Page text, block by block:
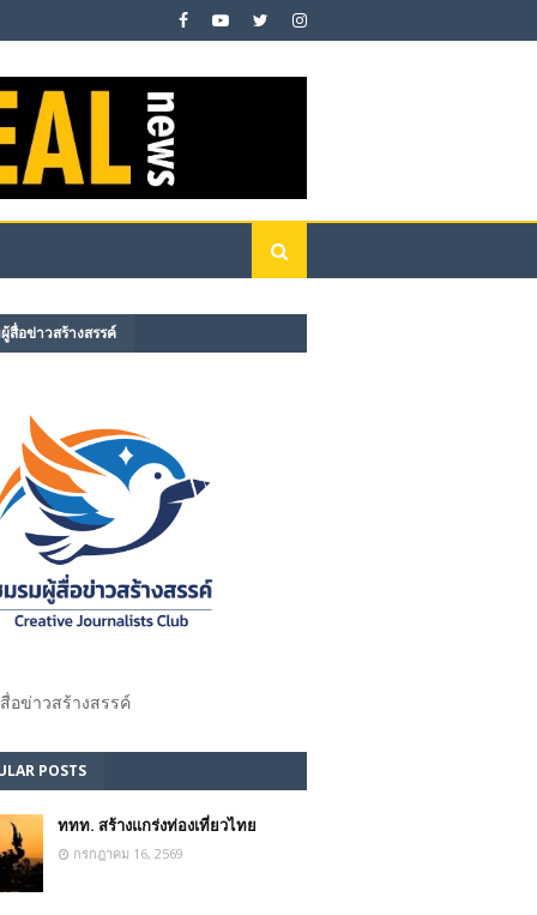
สื่อข่าวสร้างสรรค์​
อข่าวสร้างสรรค์​
POSTS
ททท. สร้างแกร่งท่องเที่ยวไทย
กรกฎาคม 16, 2569